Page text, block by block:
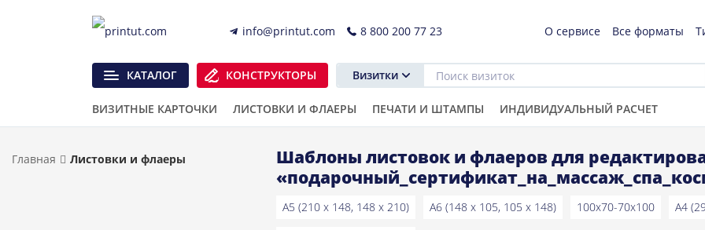
info@printut.com 8 800 200 77 23 О сервисе Все форматы
КАТАЛОГ КОНСТРУКТОРЫ Визитки
ВИЗИТНЫЕ КАРТОЧКИ ЛИСТОВКИ И ФЛАЕРЫ ПЕЧАТИ И ШТАМПЫ ИНДИВИДУАЛЬНЫЙ РАСЧЕТ
Главная Листовки и флаеры
Шаблоны листовок и флаеров для
A5 (210 x 148, 148 x 210) A6 (148 x 105, 105 x 148) 100x70-70x100 A4